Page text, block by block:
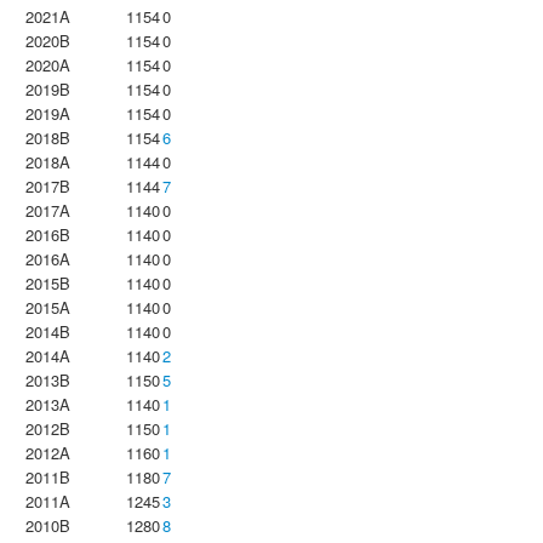
2021A
11540
2020B
11540
2020A
11540
2019B
11540
2019A
11540
2018B
11546
2018A
11440
2017B
11447
2017A
11400
2016B
11400
2016A
11400
2015B
11400
2015A
11400
2014B
11400
2014A
11402
2013B
11505
2013A
11401
2012B
11501
2012A
11601
2011B
11807
2011A
12453
2010B
12808